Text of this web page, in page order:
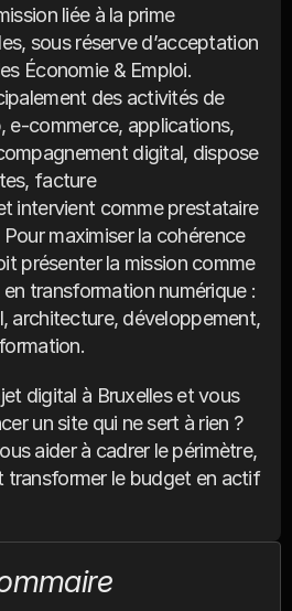
liée à la prime
sous réserve d’acceptation
Économie & Emploi.
des activités de
e-commerce, applications,
digital, dispose
facture
intervient comme prestataire
maximiser la cohérence
présenter la mission comme
transformation numérique :
architecture, développement,
digital à Bruxelles et vous
un site qui ne sert à rien ?
aider à cadrer le périmètre,
transformer le budget en actif